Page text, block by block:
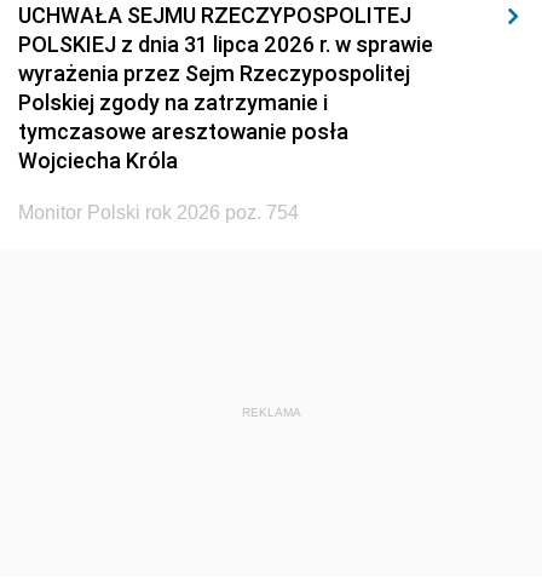
UCHWAŁA SEJMU RZECZYPOSPOLITEJ
POLSKIEJ z dnia 31 lipca 2026 r. w sprawie
wyrażenia przez Sejm Rzeczypospolitej
Polskiej zgody na zatrzymanie i
tymczasowe aresztowanie posła
Wojciecha Króla
Monitor Polski rok 2026 poz. 754
REKLAMA